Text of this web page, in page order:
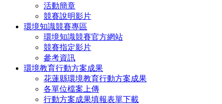
活動簡章
競賽說明影片
環境知識競賽專區
環境知識競賽官方網站
競賽指定影片
參考資訊
環境教育行動方案成果
花蓮縣環境教育行動方案成果
各單位檔案上傳
行動方案成果填報表單下載